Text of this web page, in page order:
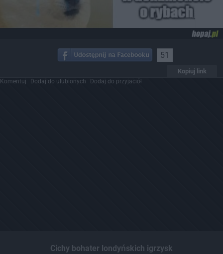
51
Kopiuj link
Komentuj Dodaj do ulubionych Dodaj do przyjaciół
Cichy bohater londyńskich igrzysk